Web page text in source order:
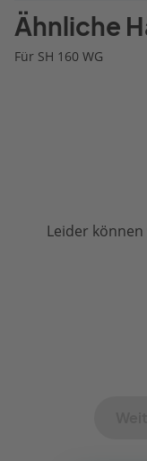
Ähnliche
Für SH 160 WG
Leider